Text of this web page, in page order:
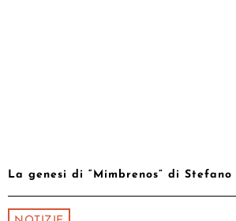
La genesi di “Mimbrenos” di Stefano